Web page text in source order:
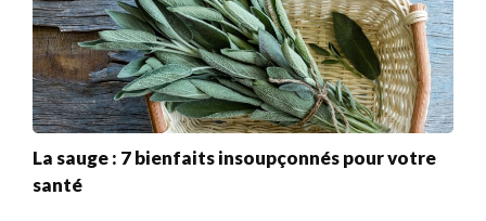
La sauge : 7 bienfaits insoupçonnés pour votre
santé